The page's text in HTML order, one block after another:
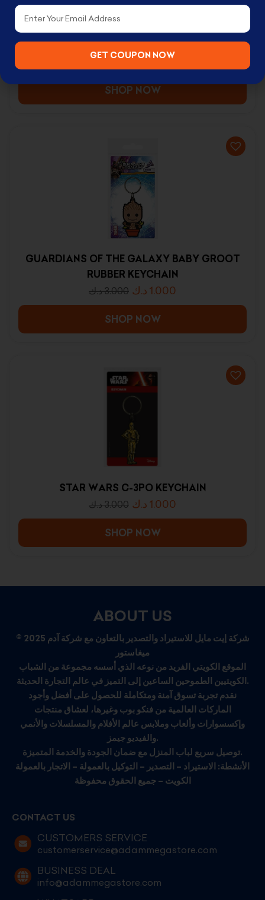
SUPERMAN DAD & MINI MUG SET
12.000 د.ك 4.900 د.ك
SHOP NOW
GUARDIANS OF THE GALAXY BABY GROOT
RUBBER KEYCHAIN
3.000 د.ك 1.000 د.ك
SHOP NOW
STAR WARS C-3PO KEYCHAIN
3.000 د.ك 1.000 د.ك
SHOP NOW
ABOUT US
© 2025 شركة إيت مايل للاستيراد والتصدير بالتعاون مع شركة آدم
ميغاستور
الموقع الكويتي الفريد من نوعه الذي أسسه مجموعة من الشباب
الكويتيين الطموحين الساعين إلى التميز في عالم التجارة الحديثة.
نقدم تجربة تسوق آمنة ومتكاملة للحصول على أفضل وأجود
الماركات العالمية من فنكو بوب وغيرها، لعشاق منتجات
وإكسسوارات وألعاب وملابس عالم الأفلام والمسلسلات والأنمي
والفيديو جيمز.
توصيل سريع لباب المنزل مع ضمان الجودة والخدمة المتميزة.
الأنشطة: الاستيراد – التصدير – التوكيل بالعمولة – الاتجار بالعمولة
الكويت – جميع الحقوق محفوظة
CONTACT US
CUSTOMERS SERVICE
customerservice@adammegastore.com
BUSINESS DEAL
info@adammegastore.com
Email
GET COUPON NOW